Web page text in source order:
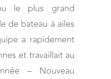
le plus grand
de bateau à ailes
a rapidement
et travaillait au
– Nouveau